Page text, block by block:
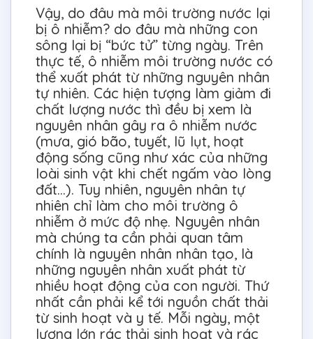
Vậy, do đâu mà môi trường nước lại
bị ô nhiễm? do đâu mà những con
sông lại bị “bức tử” từng ngày. Trên
thực tế, ô nhiễm môi trường nước có
thể xuất phát từ những nguyên nhân
tự nhiên. Các hiện tượng làm giảm đi
chất lượng nước thì đều bị xem là
nguyên nhân gây ra ô nhiễm nước
(mưa, gió bão, tuyết, lũ lụt, hoạt
động sống cũng như xác của những
loài sinh vật khi chết ngấm vào lòng
đất…). Tuy nhiên, nguyên nhân tự
nhiên chỉ làm cho môi trường ô
nhiễm ở mức độ nhẹ. Nguyên nhân
mà chúng ta cần phải quan tâm
chính là nguyên nhân nhân tạo, là
những nguyên nhân xuất phát từ
nhiều hoạt động của con người. Thứ
nhất cần phải kể tới nguồn chất thải
từ sinh hoạt và y tế. Mỗi ngày, một
lượng lớn rác thải sinh hoạt và rác